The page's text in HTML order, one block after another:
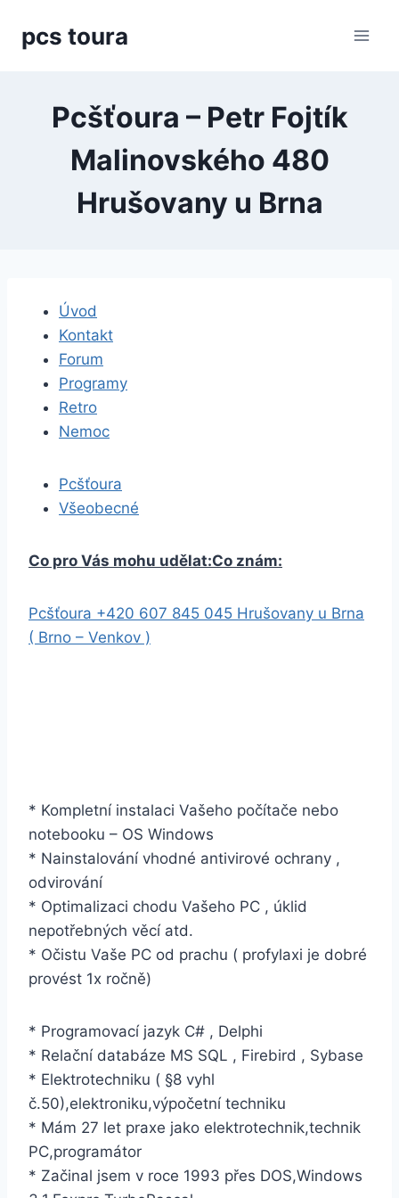
pcs toura
Pcšťoura – Petr Fojtík
Malinovského 480
Hrušovany u Brna
Úvod
Kontakt
Forum
Programy
Retro
Nemoc
Pcšťoura
Všeobecné
Co pro Vás mohu udělat:Co znám:
Pcšťoura +420 607 845 045 Hrušovany u Brna
( Brno – Venkov )
* Kompletní instalaci Vašeho počítače nebo
notebooku – OS Windows
* Nainstalování vhodné antivirové ochrany ,
odvirování
* Optimalizaci chodu Vašeho PC , úklid
nepotřebných věcí atd.
* Očistu Vaše PC od prachu ( profylaxi je dobré
provést 1x ročně)
* Programovací jazyk C# , Delphi
* Relační databáze MS SQL , Firebird , Sybase
* Elektrotechniku ( §8 vyhl
č.50),elektroniku,výpočetní techniku
* Mám 27 let praxe jako elektrotechnik,technik
PC,programátor
* Začinal jsem v roce 1993 přes DOS,Windows